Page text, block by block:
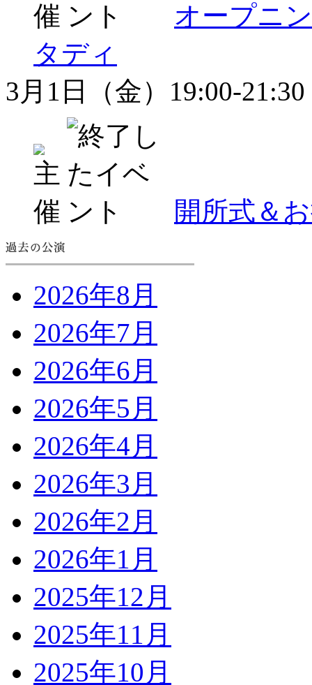
オープニ
タディ
3月1日（金）19:00-21:30
開所式＆
2026年8月
2026年7月
2026年6月
2026年5月
2026年4月
2026年3月
2026年2月
2026年1月
2025年12月
2025年11月
2025年10月